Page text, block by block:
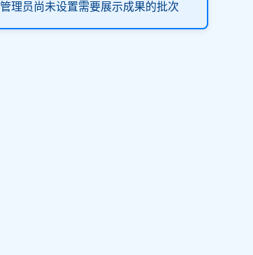
管理员尚未设置需要展示成果的批次